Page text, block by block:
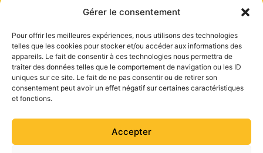
Gérer le consentement
Pour offrir les meilleures expériences, nous utilisons des technologies
telles que les cookies pour stocker et/ou accéder aux informations des
appareils. Le fait de consentir à ces technologies nous permettra de
traiter des données telles que le comportement de navigation ou les ID
uniques sur ce site. Le fait de ne pas consentir ou de retirer son
consentement peut avoir un effet négatif sur certaines caractéristiques
et fonctions.
Accepter
Nous écrire
RÉSEAUX SOCIAUX
Pédagogique
Inclusif
Collaboratif